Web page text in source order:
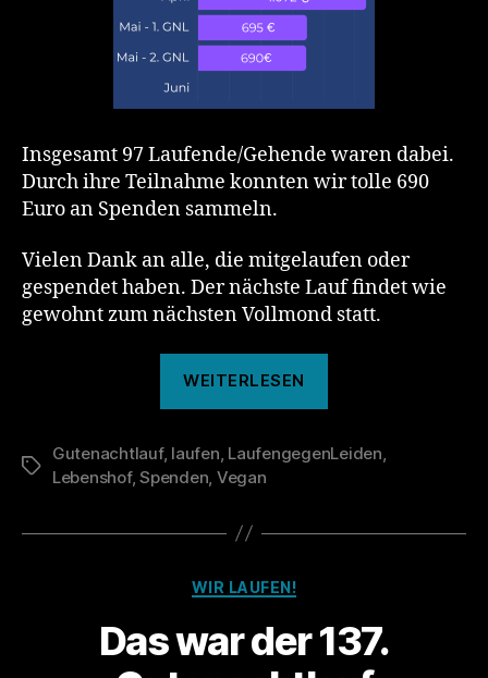
Insgesamt 97 Laufende/Gehende waren dabei.
Durch ihre Teilnahme konnten wir tolle 690
Euro an Spenden sammeln.
Vielen Dank an alle, die mitgelaufen oder
gespendet haben. Der nächste Lauf findet wie
gewohnt zum nächsten Vollmond statt.
WEITERLESEN
138.
Schlagwörter
Gutenachtlauf, laufen, LaufengegenLeiden,
Lebenshof,Spenden, Vegan
Kategorien
WIR LAUFEN!
Das war der 137.